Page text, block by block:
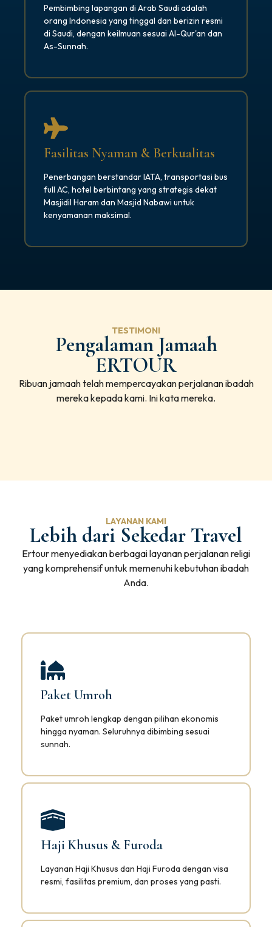
Pembimbing lapangan di Arab Saudi adalah
orang Indonesia yang tinggal dan berizin resmi
di Saudi, dengan keilmuan sesuai Al-Qur'an dan
As-Sunnah.
Fasilitas Nyaman & Berkualitas
Penerbangan berstandar IATA, transportasi bus
full AC, hotel berbintang yang strategis dekat
Masjidil Haram dan Masjid Nabawi untuk
kenyamanan maksimal.
TESTIMONI
Pengalaman Jamaah
ERTOUR
Ribuan jamaah telah mempercayakan perjalanan ibadah
mereka kepada kami. Ini kata mereka.
LAYANAN KAMI
Lebih dari Sekedar Travel
Ertour menyediakan berbagai layanan perjalanan religi
yang komprehensif untuk memenuhi kebutuhan ibadah
Anda.
Paket Umroh
Paket umroh lengkap dengan pilihan ekonomis
hingga nyaman. Seluruhnya dibimbing sesuai
sunnah.
Haji Khusus & Furoda
Layanan Haji Khusus dan Haji Furoda dengan visa
resmi, fasilitas premium, dan proses yang pasti.